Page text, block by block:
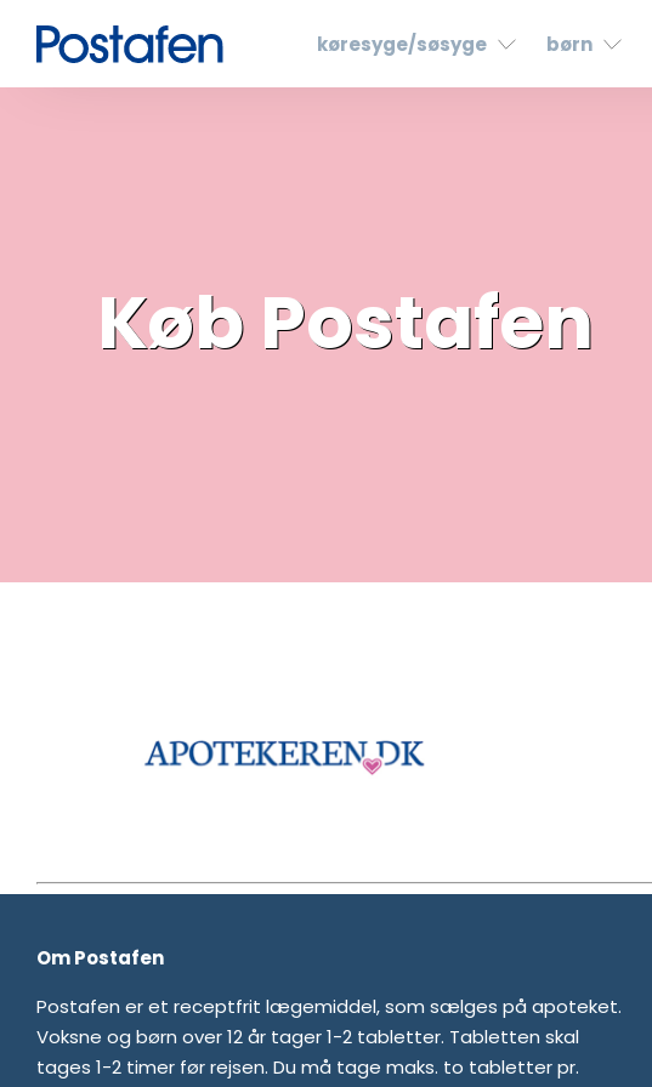
køresyge/søsyge børn
Køb Postafen
Om Postafen
Postafen er et receptfrit lægemiddel, som sælges på apoteket.
Voksne og børn over 12 år tager 1-2 tabletter. Tabletten skal
tages 1-2 timer før rejsen. Du må tage maks. to tabletter pr.